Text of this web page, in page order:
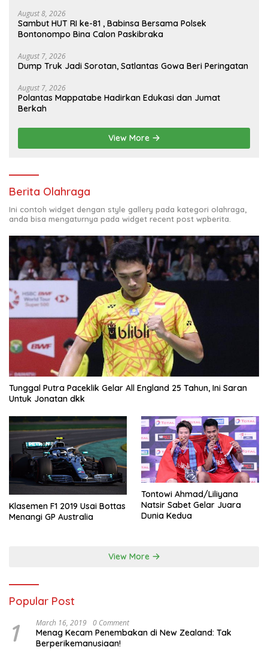
August 8, 2026
Sambut HUT RI ke-81 , Babinsa Bersama Polsek
August 7, 2026
Dump Truk Jadi Sorotan, Satlantas Gowa Beri Peringatan
August 7, 2026
Polantas Mappatabe Hadirkan Edukasi dan Jumat
Berkah
View More
Berita Olahraga
Ini contoh widget dengan style gallery pada kategori olahraga,
anda bisa mengaturnya pada widget recent post wpberita.
Tunggal Putra Paceklik Gelar All England 25 Tahun, Ini Saran
Untuk Jonatan dkk
Klasemen F1 2019 Usai Bottas
Menangi GP Australia
Tontowi Ahmad/Liliyana
Natsir Sabet Gelar Juara
Dunia Kedua
View More
Popular Post
1 March 16, 2019 0 Comment
Menag Kecam Penembakan di New Zealand: Tak
Berperikemanusiaan!